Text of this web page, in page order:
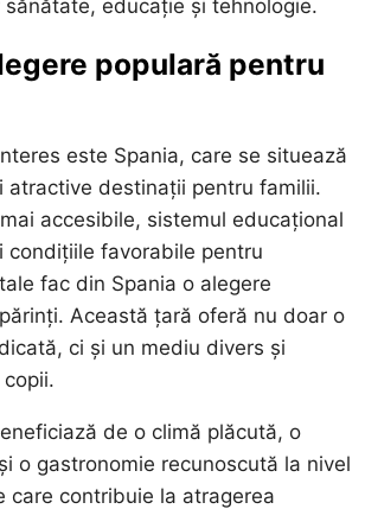
educație și tehnologie.
populară pentru
este Spania, care se situează
atractive destinații pentru familii.
accesibile, sistemul educațional
condițiile favorabile pentru
fac din Spania o alegere
Această țară oferă nu doar o
ci și un mediu divers și
de o climă plăcută, o
o gastronomie recunoscută la nivel
care contribuie la atragerea